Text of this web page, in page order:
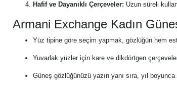
Hafif ve Dayanıklı Çerçeveler: Uzun süreli
Armani Exchange Kadın
Yüz tipine göre seçim yapmak, gözlüğün hem
Yuvarlak yüzler için kare ve dikdörtgen
Güneş gözlüğünüzü yazın yanı sıra, yıl